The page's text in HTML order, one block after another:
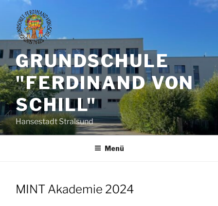
GRUNDSCHULE
"FERDINAND VON
SCHILL"
Hansestadt Stralsund
Menü
MINT Akademie 2024